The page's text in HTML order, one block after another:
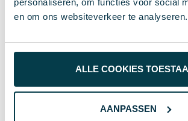
personaliseren, om functies voor social
en om ons websiteverkeer te analyseren.
ALLE COOKIES
AANPASSEN
Lengte 27 cm
Wat anderen